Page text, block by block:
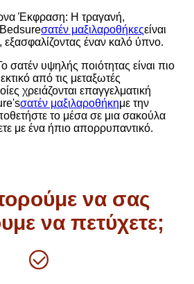
Έκφραση: Η τραγανή,
σατέν μαξιλαροθήκεςείναι
εξασφαλίζοντας έναν καλό ύπνο.
σατέν υψηλής ποιότητας είναι πιο
από τις μεταξωτές
χρειάζονται επαγγελματική
σατέν μαξιλαροθήκημε την
το μέσα σε μια σακούλα
με ένα ήπιο απορρυπαντικό.
να σας
να πετύχετε;